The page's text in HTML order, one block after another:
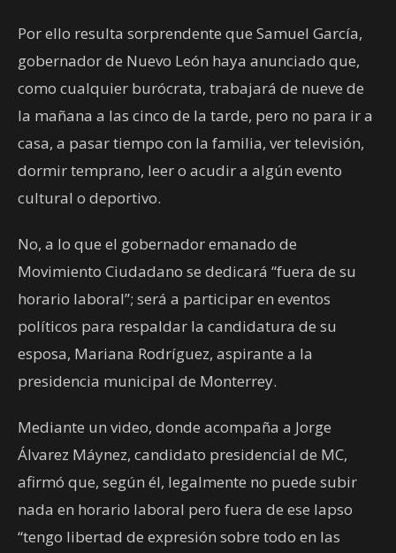
Por ello resulta sorprendente que Samuel García,
gobernador de Nuevo León haya anunciado que,
como cualquier burócrata, trabajará de nueve de
la mañana a las cinco de la tarde, pero no para ir a
casa, a pasar tiempo con la familia, ver televisión,
dormir temprano, leer o acudir a algún evento
cultural o deportivo.
No, a lo que el gobernador emanado de
Movimiento Ciudadano se dedicará “fuera de su
horario laboral”; será a participar en eventos
políticos para respaldar la candidatura de su
esposa, Mariana Rodríguez, aspirante a la
presidencia municipal de Monterrey.
Mediante un video, donde acompaña a Jorge
Álvarez Máynez, candidato presidencial de MC,
afirmó que, según él, legalmente no puede subir
nada en horario laboral pero fuera de ese lapso
“tengo libertad de expresión sobre todo en las